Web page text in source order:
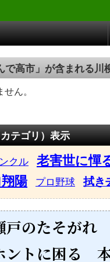
で高市」が含まれる川
ん。
テゴリ）表示
クル 老害世に憚
翔陽 プロ野球 拭き
のたそがれ
トに困る